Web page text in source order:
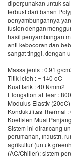
dipergunakan untuk
terbuat dari bahan
penyambungannya
fusion dengan
hasil penyambungan
anti kebocoran dan
sangat tinggi, dengan
Massa jenis : 0.91 g/
Titik leleh : ~ 140 oC
Kuat tarik : 40 N/mm2
Elongation at Tear :
Modulus Elastiv
Konduktifitas Thermal :
Koefisien Muai
Sistem ini dirancang
perumahan, industri,
agrikultur (untuk
(AC/Chiller); sistem